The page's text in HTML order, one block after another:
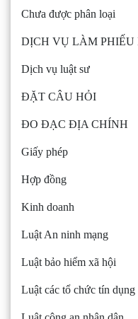
Chưa được phân loại
DỊCH VỤ LÀM PHIẾU
Dịch vụ luật sư
ĐẶT CÂU HỎI
ĐO ĐẠC ĐỊA CHÍNH
Giấy phép
Hợp đồng
Kinh doanh
Luật An ninh mạng
Luật bảo hiểm xã hội
Luật các tổ chức tín dụng